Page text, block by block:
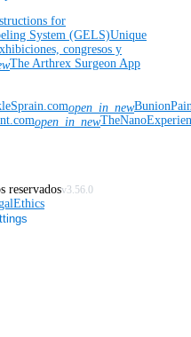
for
System (GELS)Unique
congresos y
The Arthrex Surgeon App
open_in_new
open_in_new
reservadosv3.56.0
Ethics